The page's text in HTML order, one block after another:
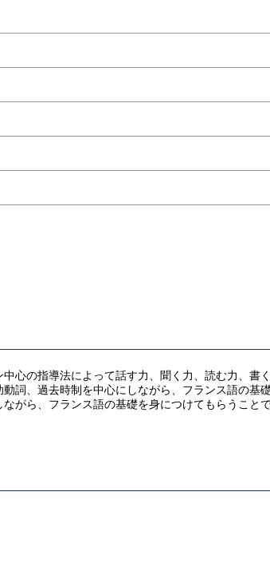
心の指導法によって話す力、聞く力、読む力、
詞、過去時制を中心にしながら、フランス語の基礎
がら、フランス語の基礎を身につけてもらうことで